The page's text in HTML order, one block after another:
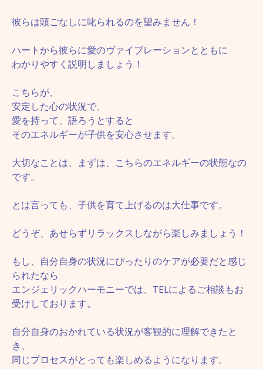
彼らは頭ごなしに叱られるのを望みません！
ハートから彼らに愛のヴァイブレーションとともに
わかりやすく説明しましょう！
こちらが、
安定した心の状況で、
愛を持って、語ろうとすると
そのエネルギーが子供を安心させます。
大切なことは、まずは、こちらのエネルギーの状態なの
です。
とは言っても、子供を育て上げるのは大仕事です。
どうぞ、あせらずリラックスしながら楽しみましょう！
もし、自分自身の状況にぴったりのケアが必要だと感じ
られたなら
エンジェリックハーモニーでは、TELによるご相談もお
受けしております。
自分自身のおかれている状況が客観的に理解できたと
き、
同じプロセスがとっても楽しめるようになります。